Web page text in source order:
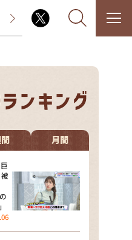
過ぎるTV
すけど・・・
クバラエティ！
いたって真剣です
スクープ
ラジオ番組 その他
月間